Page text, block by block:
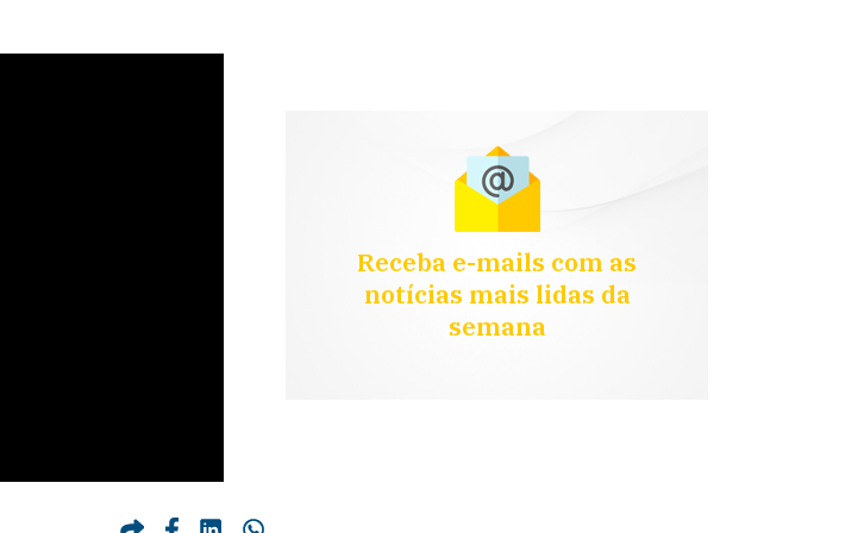
Receba e-mails com as
notícias mais lidas da
semana